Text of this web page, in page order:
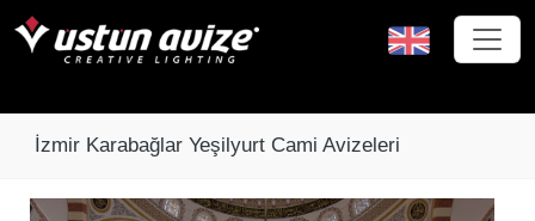
İzmir Karabağlar Yeşilyurt Cami Avizeleri